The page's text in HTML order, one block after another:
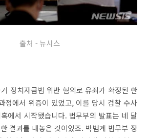
출처 - 뉴시스
정치자금법 위반 혐의로 유죄가 확정된 한
정에서 위증이 있었고, 이를 당시 검찰 수사
에서 시작됐습니다. 법무부의 발표는 네 달
결과를 내놓은 것이었죠. 박범계 법무부 장